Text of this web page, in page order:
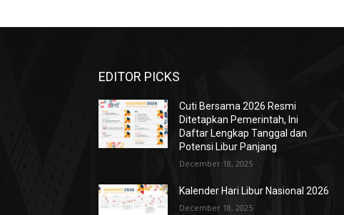
EDITOR PICKS
Cuti Bersama 2026 Resmi
Ditetapkan Pemerintah, Ini
Daftar Lengkap Tanggal dan
Potensi Libur Panjang
December 18, 2025
Kalender Hari Libur Nasional 2026
December 18, 2025